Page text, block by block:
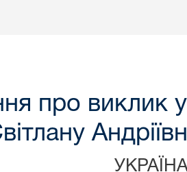
про виклик у